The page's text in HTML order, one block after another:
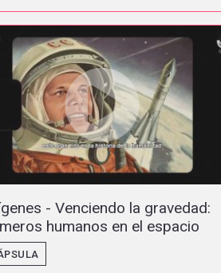
- Venciendo la gravedad:
humanos en el espacio